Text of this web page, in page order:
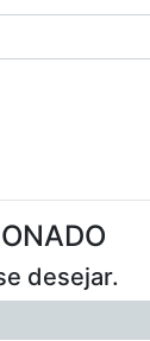
desejar.